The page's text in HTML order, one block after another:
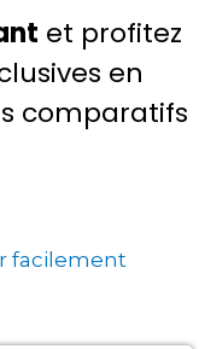
et profitez
en
comparatifs
facilement